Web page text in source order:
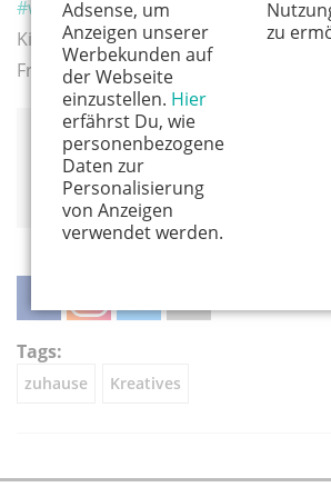
Adsense, um
Anzeigen unserer
Werbekunden auf
der Webseite
einzustellen. Hier
erfährst Du, wie
personenbezogene
Daten zur
Personalisierung
von Anzeigen
verwendet werden.
zu
#wir bleiben zuhause
Kindermitmachbuch
Frech Verlag 2020, 10 Euro
Mehr von Anna findet ihr auf ihrem
Instagram.
teilen
Tags:
zuhause Kreatives